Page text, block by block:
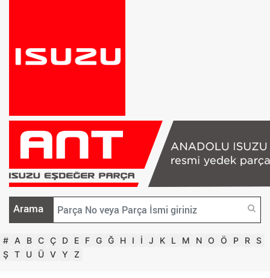
Arama
# A B C Ç D E F G Ğ H I İ J K L M N O Ö P R S
Ş T U Ü V Y Z